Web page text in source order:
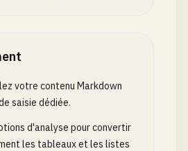
votre contenu Markdown
saisie dédiée.
d'analyse pour convertir
les tableaux et les listes